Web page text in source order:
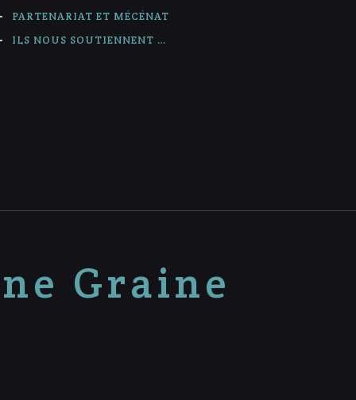
PARTENARIAT ET MÉCÉNAT
ILS NOUS SOUTIENNENT …
Graine